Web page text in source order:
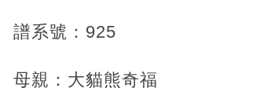
譜系號：925
母親：大貓熊奇福